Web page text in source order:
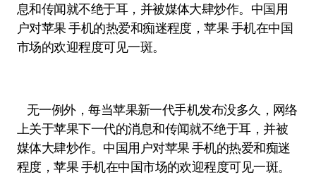
息和传闻就不绝于耳，并被媒体大肆炒作。中国用
户对苹果 手机的热爱和痴迷程度，苹果 手机在中国
市场的欢迎程度可见一斑。
无一例外，每当苹果新一代手机发布没多久，网络
上关于苹果下一代的消息和传闻就不绝于耳，并被
媒体大肆炒作。中国用户对苹果 手机的热爱和痴迷
程度，苹果 手机在中国市场的欢迎程度可见一斑。